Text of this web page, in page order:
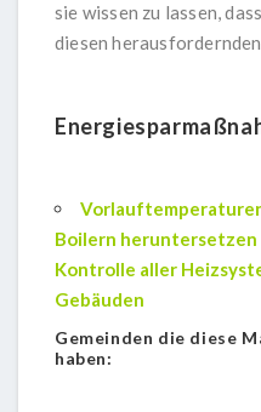
sie wissen zu lassen,
diesen
Boilern
Kontrolle aller
Gebäuden
Gemeinden die diese
haben: